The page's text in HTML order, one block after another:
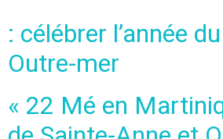
: célébrer l’année
Outre-mer
« 22 Mé en